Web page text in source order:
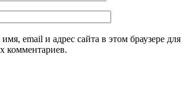
email и адрес сайта в этом браузере для
комментариев.